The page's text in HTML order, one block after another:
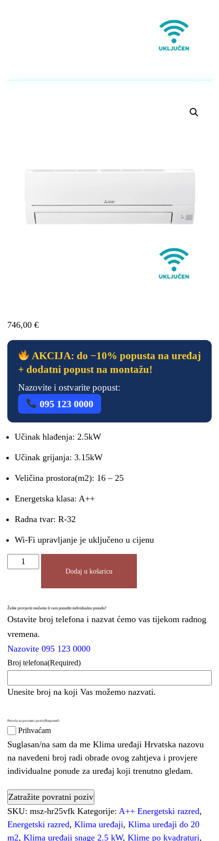
746,00 €
AKCIJA: do −10% popusta na uređaj
+ dodatni popust na montažu!
Nazovite i ostvarite popust:
095 123 0000
Učinak hlađenja: 2.5kW
Učinak grijanja: 3.15kW
Veličina prostora(m2): 16 – 25
Energetska klasa: A++
Radna tvar: R-32
Wi-Fi upravljanje je uključeno u cijenu
Dodaj u košaricu
Želite provjeriti možemo li vam ponuditi individualnu ponudu?
Ostavite broj telefona i nazvat ćemo vas tijekom radnog
vremena.
Nazovite 095 123 0000
Broj telefona(Required)
Unesite broj na koji Vas možemo nazvati.
Privola za povratni poziv(Required)
Prihvaćam
Suglasan/na sam da me Klima uređaji Hrvatska nazovu
na navedeni broj radi obrade ovog zahtjeva i provjere
individualne ponude za uređaj koji trenutno gledam.
SKU: msz-hr25vfk Kategorije: A++ Energetski razred,
Energetski razred, Klima uređaji, Klima uređaji do 20
m2, Klima uređaji snage 2.5 kW, Klime po kvadraturi,